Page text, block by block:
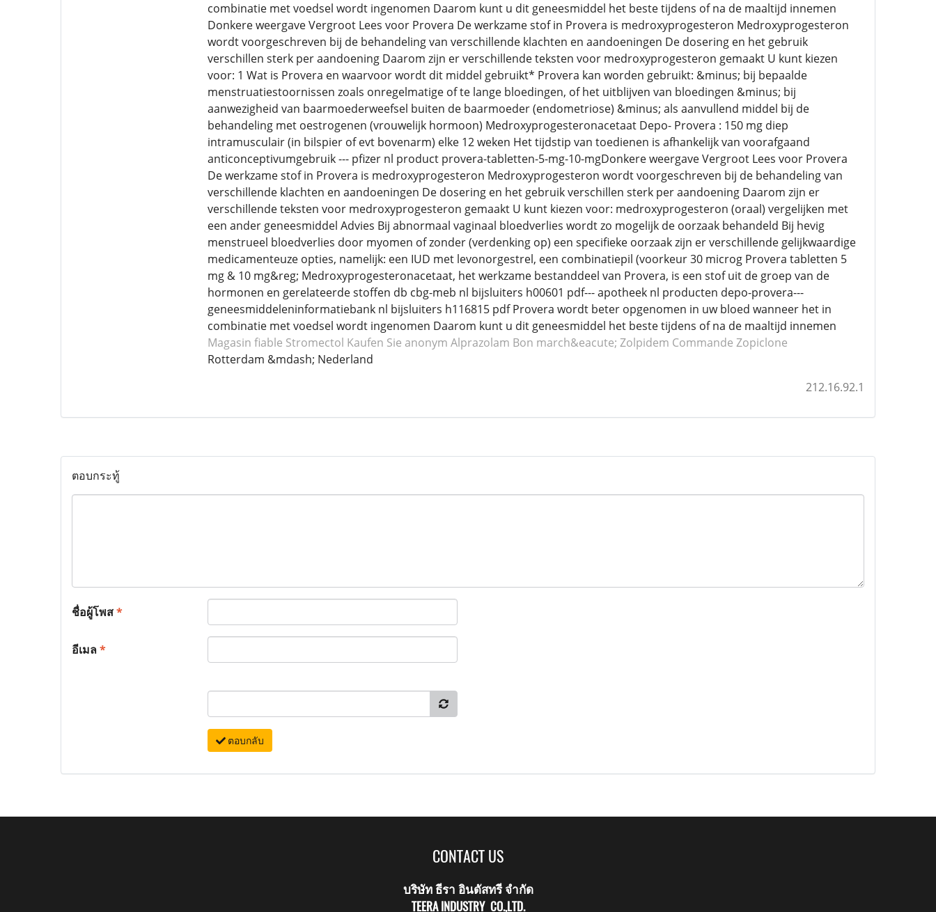
combinatie met voedsel wordt ingenomen Daarom kunt u dit geneesmiddel het beste tijdens of na de maaltijd innemen
Donkere weergave Vergroot Lees voor Provera De werkzame stof in Provera is medroxyprogesteron Medroxyprogesteron
wordt voorgeschreven bij de behandeling van verschillende klachten en aandoeningen De dosering en het gebruik
verschillen sterk per aandoening Daarom zijn er verschillende teksten voor medroxyprogesteron gemaakt U kunt kiezen
voor: 1 Wat is Provera en waarvoor wordt dit middel gebruikt* Provera kan worden gebruikt: &minus; bij bepaalde
menstruatiestoornissen zoals onregelmatige of te lange bloedingen, of het uitblijven van bloedingen &minus; bij
aanwezigheid van baarmoederweefsel buiten de baarmoeder (endometriose) &minus; als aanvullend middel bij de
behandeling met oestrogenen (vrouwelijk hormoon) Medroxyprogesteronacetaat Depo- Provera : 150 mg diep
intramusculair (in bilspier of evt bovenarm) elke 12 weken Het tijdstip van toedienen is afhankelijk van voorafgaand
anticonceptivumgebruik --- pfizer nl product provera-tabletten-5-mg-10-mgDonkere weergave Vergroot Lees voor Provera
De werkzame stof in Provera is medroxyprogesteron Medroxyprogesteron wordt voorgeschreven bij de behandeling van
verschillende klachten en aandoeningen De dosering en het gebruik verschillen sterk per aandoening Daarom zijn er
verschillende teksten voor medroxyprogesteron gemaakt U kunt kiezen voor: medroxyprogesteron (oraal) vergelijken met
een ander geneesmiddel Advies Bij abnormaal vaginaal bloedverlies wordt zo mogelijk de oorzaak behandeld Bij hevig
menstrueel bloedverlies door myomen of zonder (verdenking op) een specifieke oorzaak zijn er verschillende gelijkwaardige
medicamenteuze opties, namelijk: een IUD met levonorgestrel, een combinatiepil (voorkeur 30 microg Provera tabletten 5
mg & 10 mg&reg; Medroxyprogesteronacetaat, het werkzame bestanddeel van Provera, is een stof uit de groep van de
hormonen en gerelateerde stoffen db cbg-meb nl bijsluiters h00601 pdf--- apotheek nl producten depo-provera---
geneesmiddeleninformatiebank nl bijsluiters h116815 pdf Provera wordt beter opgenomen in uw bloed wanneer het in
combinatie met voedsel wordt ingenomen Daarom kunt u dit geneesmiddel het beste tijdens of na de maaltijd innemen
Magasin fiable Stromectol Kaufen Sie anonym Alprazolam Bon march&eacute; Zolpidem Commande Zopiclone
Rotterdam &mdash; Nederland
212.16.92.1
ตอบกระทู้
ชื่อผู้โพส*
อีเมล*
ตอบกลับ
CONTACT US
บริษัท ธีรา อินดัสทรี จำกัด
TEERA INDUSTRY CO.,LTD.